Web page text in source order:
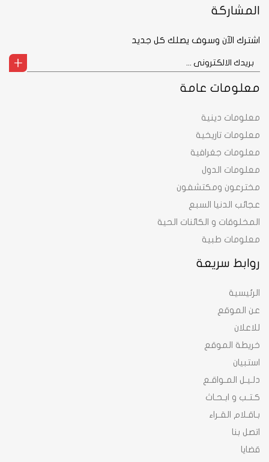
روابط سريعة
الرئيسية
عن الموقع
للاعلان
خريطة الموقع
استبيان
دلـيـل المـواقـع
كـتـب و ابـحـاث
بـاقـلام القـراء
اتصل بنا
قضايا
معلومات عامة
معلومات دينية
معلومات تاريخية
معلومات جغرافية
معلومات الدول
مخترعون ومكتشفون
عجائب الدنيا السبع
المخلوقات و الكائنات الحية
معلومات طبية
المشاركة
اشترك الآن وسوف يصلك كل جديد